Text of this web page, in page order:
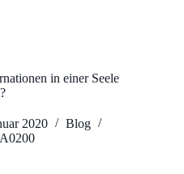
in einer Seele
2020
Blog